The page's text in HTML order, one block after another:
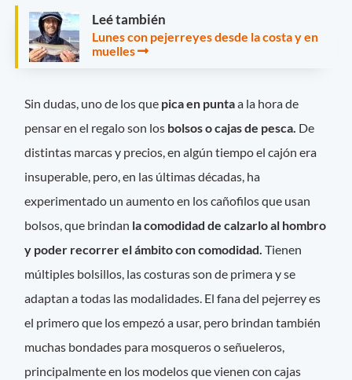
Leé también
Lunes con pejerreyes desde la costa y en
muelles
Sin dudas, uno de los que pica en puntaa la hora de
pensar en el regalo son los bolsos o cajas de pesca. De
distintas marcas y precios, en algún tiempo el cajón era
insuperable, pero, en las últimas décadas, ha
experimentado un aumento en los cañofilos que usan
bolsos, que brindan la comodidad de calzarlo al hombro
y poder recorrer el ámbito con comodidad.Tienen
múltiples bolsillos, las costuras son de primera y se
adaptan a todas las modalidades. El fana del pejerrey es
el primero que los empezó a usar, pero brindan también
muchas bondades para mosqueros o señueleros,
principalmente en los modelos que vienen con cajas